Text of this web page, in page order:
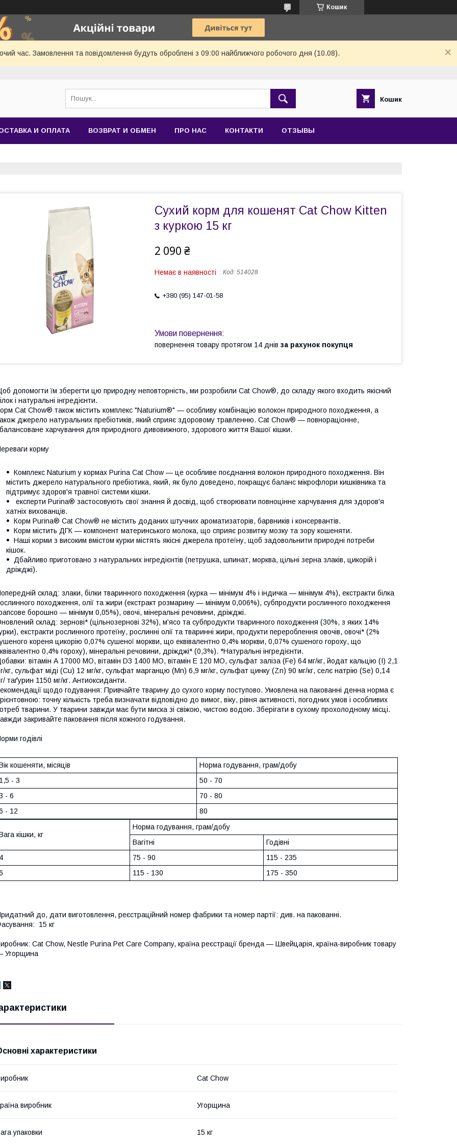
Кошик
час. Замовлення та повідомлення будуть оброблені з 09:00 найближчого робочого дня (10.08).
Кошик
И ОПЛАТА ВОЗВРАТ И ОБМЕН ПРО НАС КОНТАКТИ ОТЗЫВЫ
Сухий корм для кошенят Cat Chow Kitten
з куркою 15 кг
2 090 ₴
Немає в наявності Код: 514028
+380 (95) 147-01-58
повернення товару протягом 14 днів за рахунок покупця
допомогти їм зберегти цю природну неповторність, ми розробили Cat Chow®, до складу якого входить якісний
і натуральні інгредієнти.
Cat Chow® також містить комплекс "Naturium®" — особливу комбінацію волокон природного походження, а
джерело натуральних пребіотиків, який сприяє здоровому травленню. Cat Chow® — повнораціонне,
харчування для природного дивовижного, здорового життя Вашої кішки.
корму
Комплекс Naturium у кормах Purina Cat Chow — це особливе поєднання волокон природного походження. Він
містить джерело натурального пребіотика, який, як було доведено, покращує баланс мікрофлори кишківника та
підтримує здоров'я травної системи кішки.
експерти Purina® застосовують свої знання й досвід, щоб створювати повноцінне харчування для здоров'я
хатніх вихованців.
Корм Purina® Cat Chow® не містить доданих штучних ароматизаторів, барвників і консервантів.
Корм містить ДГК — компонент материнського молока, що сприяє розвитку мозку та зору кошеняти.
Наші корми з високим вмістом курки містять якісні джерела протеїну, щоб задовольнити природні потреби
кішок.
Дбайливо приготовано з натуральних інгредієнтів (петрушка, шпинат, морква, цільні зерна злаків, цикорій і
дріжджі).
склад: злаки, білки тваринного походження (курка — мінімум 4% і індичка — мінімум 4%), екстракти білка
походження, олії та жири (екстракт розмарину — мінімум 0,006%), субпродукти рослинного походження
борошно — мінімум 0,05%), овочі, мінеральні речовини, дріжджі.
склад: зернові* (цільнозернові 32%), м'ясо та субпродукти тваринного походження (30%, з яких 14%
екстракти рослинного протеїну, рослинні олії та тваринні жири, продукти перероблення овочів, овочі* (2%
кореня цикорію 0,07% сушеної моркви, що еквівалентно 0,4% моркви, 0,07% сушеного гороху, що
0,4% гороху), мінеральні речовини, дріжджі* (0,3%). *Натуральні інгредієнти.
вітамін А 17000 МО, вітамін D3 1400 МО, вітамін Е 120 МО, сульфат заліза (Fe) 64 мг/кг, йодат кальцію (I) 2,1
кг, сульфат міді (Cu) 12 мг/кг, сульфат марганцю (Mn) 6,9 мг/кг, сульфат цинку (Zn) 90 мг/кг, селє натрію (Se) 0,14
таґурин 1150 мг/кг. Aнтиоксиданти.
щодо годування: Привчайте тварину до сухого корму поступово. Умовлена на пакованні денна норма є
точну кількість треба визначати відповідно до вимог, віку, рівня активності, погодних умов і особливих
тварини. У тварини завжди має бути миска зі свіжою, чистою водою. Зберігати в сухому прохолодному місці.
закривайте паковання після кожного годування.
годівлі
кошеняти, місяців
Норма годування, грам/добу
1,5 - 3
50 - 70
- 6
70 - 80
- 12
80
кішки, кг
Норма годування, грам/добу
Вагітні
Годівні
4
75 - 90
115 - 235
115 - 130 175 - 350
до, дати виготовлення, реєстраційний номер фабрики та номер партії: див. на пакованні.
15 кг
Cat Chow, Nestle Purina Pet Care Company, країна реєстрації бренда — Швейцарія, країна-виробник товару
Угорщина
характеристики
Cat Chow
виробник Угорщина
упаковки 15 кг